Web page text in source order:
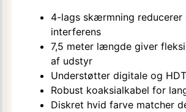
4-lags skærmning reducerer
interferens
7,5 meter længde giver
af udstyr
Understøtter digitale og
Robust koaksialkabel for
Diskret hvid farve matcher